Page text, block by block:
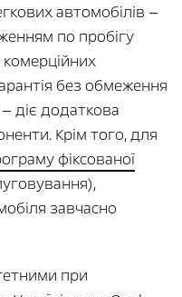
автомобілів —
по пробігу
без обмеження
діє додаткова
Крім того, для
фіксованої
завчасно
при